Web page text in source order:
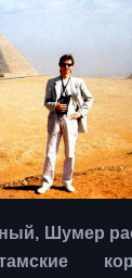
Шумер